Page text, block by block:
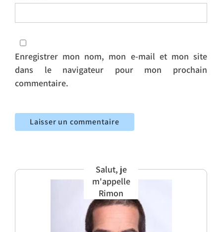
Enregistrer mon nom, mon e-mail et mon site
dans le navigateur pour mon prochain
commentaire.
Salut, je
m'appelle
Rimon